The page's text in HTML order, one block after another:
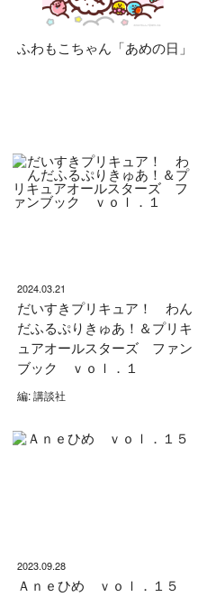
ふわもこちゃん「あめの日」
2024.03.21
だいすきプリキュア！ わん
だふるぷりきゅあ！＆プリキ
ュアオールスターズ ファン
ブック ｖｏｌ．１
編: 講談社
2023.09.28
Ａｎｅひめ ｖｏｌ．１５